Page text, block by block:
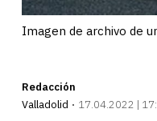
Imagen de archivo de
Redacción
Valladolid
17.04.2022 |